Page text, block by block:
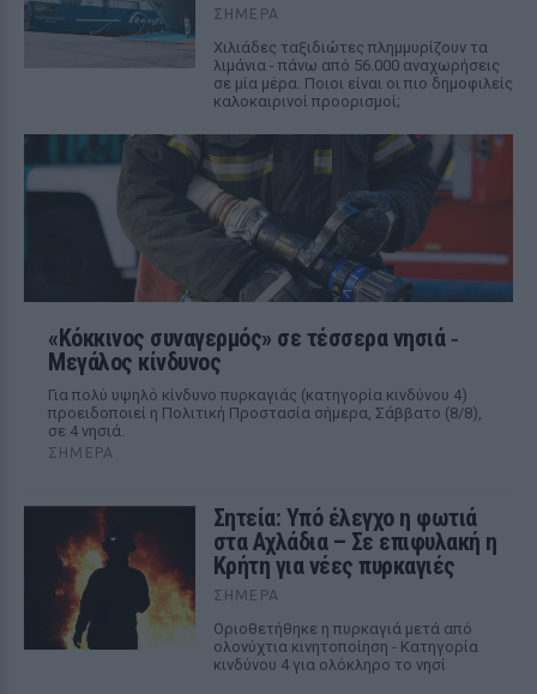
ΣΉΜΕΡΑ
Χιλιάδες ταξιδιώτες πλημμυρίζουν τα
λιμάνια - πάνω από 56.000 αναχωρήσεις
σε μία μέρα. Ποιοι είναι οι πιο δημοφιλείς
καλοκαιρινοί προορισμοί;
«Κόκκινος συναγερμός» σε τέσσερα νησιά ‑
Μεγάλος κίνδυνος
Για πολύ υψηλό κίνδυνο πυρκαγιάς (κατηγορία κινδύνου 4)
προειδοποιεί η Πολιτική Προστασία σήμερα, Σάββατο (8/8),
σε 4 νησιά.
ΣΉΜΕΡΑ
Σητεία: Υπό έλεγχο η φωτιά
στα Αχλάδια – Σε επιφυλακή η
Κρήτη για νέες πυρκαγιές
ΣΉΜΕΡΑ
Οριοθετήθηκε η πυρκαγιά μετά από
ολονύχτια κινητοποίηση - Κατηγορία
κινδύνου 4 για ολόκληρο το νησί